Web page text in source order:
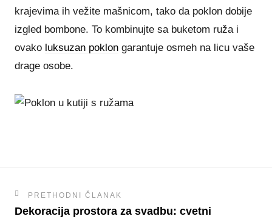
krajevima ih vežite mašnicom, tako da poklon dobije
izgled bombone. To kombinujte sa buketom ruža i
ovako luksuzan poklon garantuje osmeh na licu vaše
drage osobe.
PRETHODNI ČLANAK
Dekoracija prostora za svadbu: cvetni